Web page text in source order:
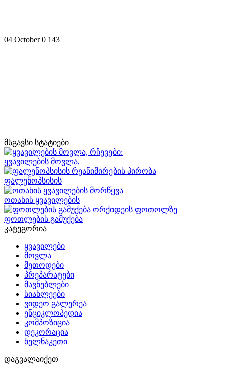
04 October 0 143
მსგავსი სტატიები
ყვავილების მოვლა,
ფალენოპსისის
ოთახის ყვავილების
ფოთლების გამუქება
კატეგორია
ყვავილები
მოვლა
მეთოდები
პრეპარატები
მავნებლები
სიახლეები
ვიდეო გალერეა
ენციკლოპედია
კომპოზიცია
დეკორაცია
ხელნაკეთი
დაგვალაიქეთ